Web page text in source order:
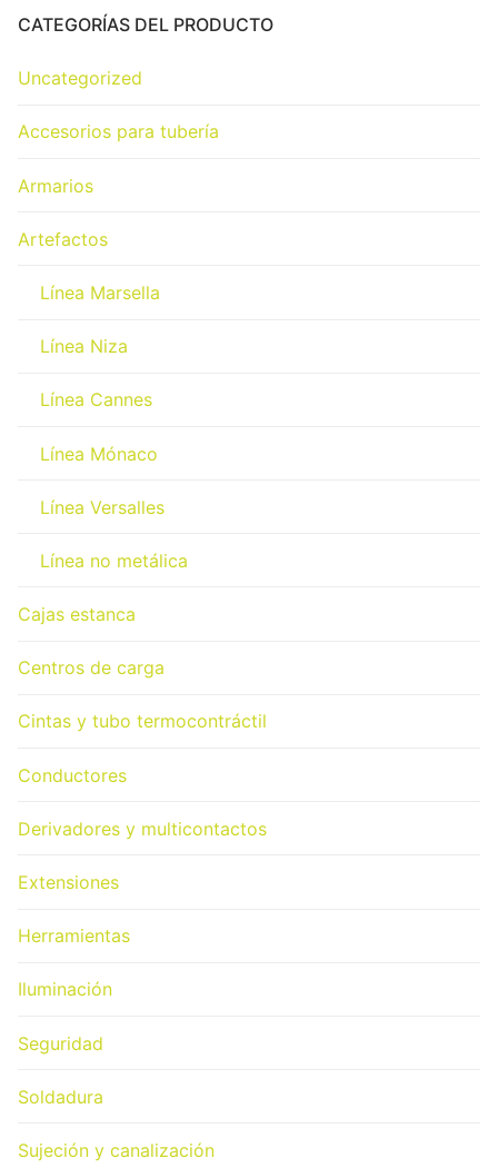
CATEGORÍAS DEL PRODUCTO
Uncategorized
Accesorios para tubería
Armarios
Artefactos
Línea Marsella
Línea Niza
Línea Cannes
Línea Mónaco
Línea Versalles
Línea no metálica
Cajas estanca
Centros de carga
Cintas y tubo termocontráctil
Conductores
Derivadores y multicontactos
Extensiones
Herramientas
Iluminación
Seguridad
Soldadura
Sujeción y canalización